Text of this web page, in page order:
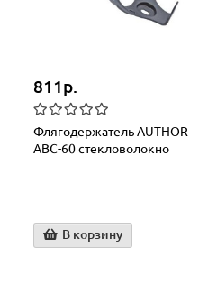
811р.
Флягодержатель AUTHOR
АВС-60 стекловолокно
В корзину